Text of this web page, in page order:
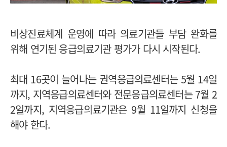
비상진료체계 운영에 따라 의료기관들 부담 완화를
위해 연기된 응급의료기관 평가가 다시 시작된다.
최대 16곳이 늘어나는 권역응급의료센터는 5월 14일
까지, 지역응급의료센터와 전문응급의료센터는 7월 2
2일까지, 지역응급의료기관은 9월 11일까지 신청을
해야 한다.